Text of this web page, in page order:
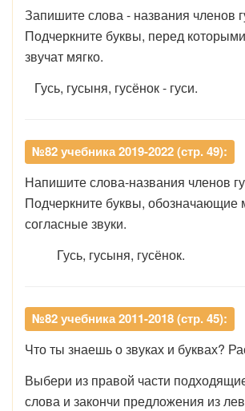
Запишите слова - названия членов
Подчеркните буквы, перед
звучат мягко.
Гусь, гусыня, гусёнок - гуси.
№82 учебника 2019-2022 (стр. 49):
Напишите слова-названия членов
Подчеркните буквы, обозначающие
согласные звуки.
Гусь, гусыня, гусёнок.
№82 учебника 2011-2018 (стр. 45):
Что ты знаешь о звуках и буквах?
Выбери из правой части
слова и закончи предложения из